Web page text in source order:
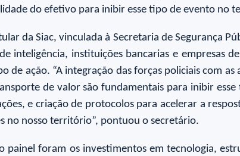
do efetivo para inibir esse tipo de evento no
da Siac, vinculada à Secretaria de Segurança
inteligência, instituições bancarias e
de ação. “A integração das forças policiais com
de valor são fundamentais para inibir
e criação de protocolos para acelerar a
no nosso território”, pontuou o secretário.
foram os investimentos em tecnologia,